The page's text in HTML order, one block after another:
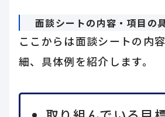
面談シートの内容・項目の
ここからは面談シートの内
細、具体例を紹介します。